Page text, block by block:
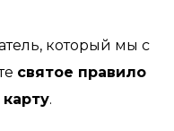
который мы с
святое правило
.